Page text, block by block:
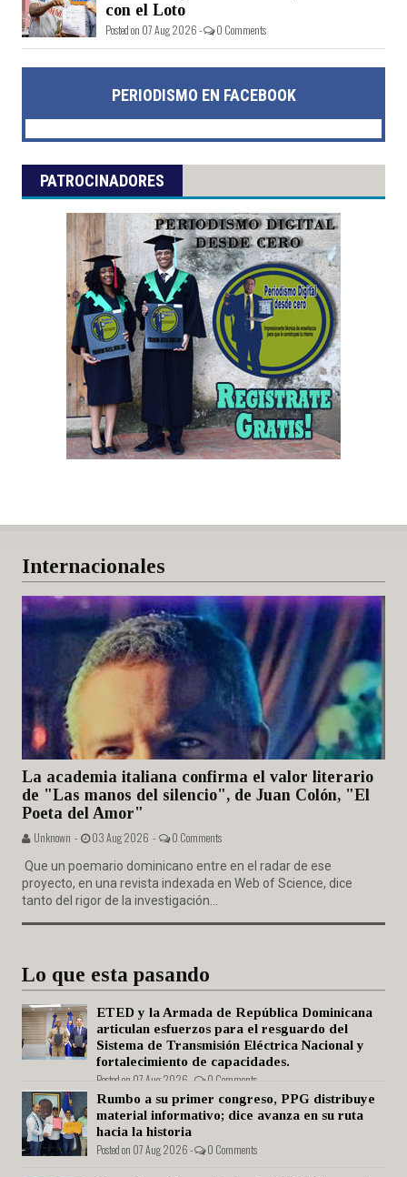
con el Loto
Posted on 07 Aug 2026 - 0 Comments
PERIODISMO EN FACEBOOK
PATROCINADORES
Internacionales
La academia italiana confirma el valor literario
de "Las manos del silencio", de Juan Colón, "El
Poeta del Amor"
Unknown - 03 Aug 2026 - 0 Comments
Que un poemario dominicano entre en el radar de ese
proyecto, en una revista indexada en Web of Science, dice
tanto del rigor de la investigación...
Lo que esta pasando
ETED y la Armada de República Dominicana
articulan esfuerzos para el resguardo del
Sistema de Transmisión Eléctrica Nacional y
fortalecimiento de capacidades.
Posted on 07 Aug 2026 - 0 Comments
Rumbo a su primer congreso, PPG distribuye
material informativo; dice avanza en su ruta
hacia la historia
Posted on 07 Aug 2026 - 0 Comments